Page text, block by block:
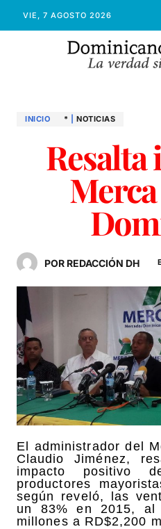
VIE, 7 AGOSTO 2026
INICIO * NOTICIAS
Resalta
POR REDACCIÓN DH
El administrador del
Claudio Jiménez,
impacto positivo
productores
según reveló, las
un 83% en 2015, al
millones a RD$2,200